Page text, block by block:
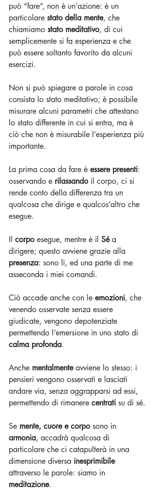
può “fare”, non è un’azione: è un
particolare stato della mente, che
chiamiamo stato meditativo, di cui
semplicemente si fa esperienza e che
può essere soltanto favorito da alcuni
esercizi.
Non si può spiegare a parole in cosa
consista lo stato meditativo; è possibile
misurare alcuni parametri che attestano
lo stato differente in cui si entra, ma è
ciò che non è misurabile l’esperienza più
importante.
La prima cosa da fare è essere presenti:
osservando e rilassando il corpo, ci si
rende conto della differenza tra un
qualcosa che dirige e qualcos’altro che
esegue.
Il corpo esegue, mentre è il Sé a
dirigere; questo avviene grazie alla
presenza: sono lì, ed una parte di me
asseconda i miei comandi.
Ciò accade anche con le emozioni, che
venendo osservate senza essere
giudicate, vengono depotenziate
permettendo l’emersione in uno stato di
calma profonda.
Anche mentalmente avviene lo stesso: i
pensieri vengono osservati e lasciati
andare via, senza aggrapparsi ad essi,
permettendo di rimanere centrati su di sé.
Se mente, cuore e corpo sono in
armonia, accadrà qualcosa di
particolare che ci catapulterà in una
dimensione diversa inesprimibile
attraverso le parole: siamo in
meditazione.